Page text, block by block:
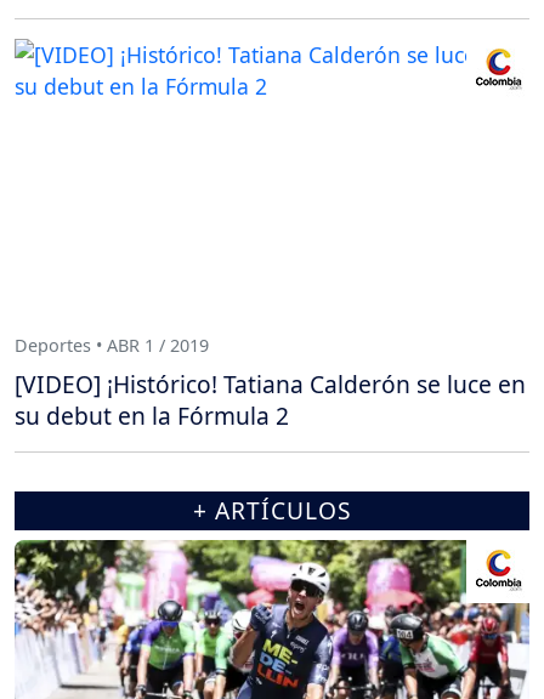
Deportes • ABR 1 / 2019
[VIDEO] ¡Histórico! Tatiana Calderón se luce en
su debut en la Fórmula 2
+ ARTÍCULOS